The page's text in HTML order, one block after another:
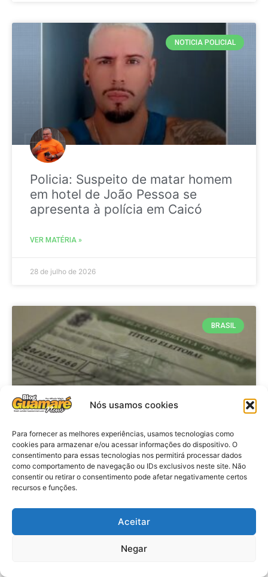
Nós usamos cookies
Para fornecer as melhores experiências, usamos tecnologias como
cookies para armazenar e/ou acessar informações do dispositivo. O
consentimento para essas tecnologias nos permitirá processar dados
como comportamento de navegação ou IDs exclusivos neste site. Não
consentir ou retirar o consentimento pode afetar negativamente certos
recursos e funções.
Aceitar
Negar
NOTICIA POLICIAL
Policia: Suspeito de matar homem
em hotel de João Pessoa se
apresenta à polícia em Caicó
VER MATÉRIA »
28 de julho de 2026
BRASIL
Brasil: Policia Federal investiga
753 casos de crimes eleitorais
antes das eleições